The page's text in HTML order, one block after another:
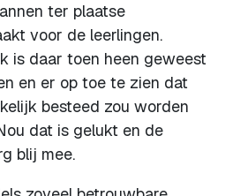
ter plaatse
voor de leerlingen.
is daar toen heen geweest
en er op toe te zien dat
besteed zou worden
dat is gelukt en de
blij mee.